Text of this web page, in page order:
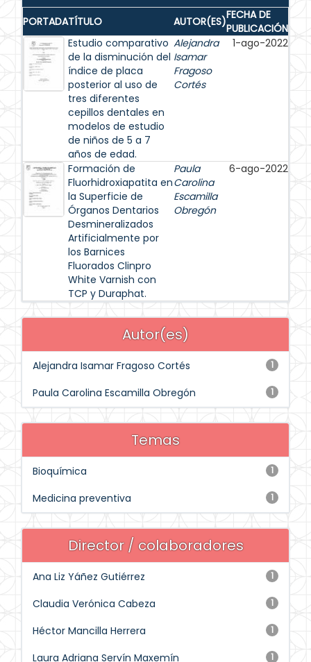
PORTADATÍTULO AUTOR(ES)FECHA DE
PUBLICACIÓN
Estudio comparativo
de la disminución del
índice de placa
posterior al uso de
tres diferentes
cepillos dentales en
modelos de estudio
de niños de 5 a 7
años de edad.
Alejandra
Isamar
Fragoso
Cortés
1-ago-2022
Formación de
Fluorhidroxiapatita en
la Superficie de
Órganos Dentarios
Desmineralizados
Artificialmente por
los Barnices
Fluorados Clinpro
White Varnish con
TCP y Duraphat.
Paula
Carolina
Escamilla
Obregón
6-ago-2022
Autor(es)
1
Alejandra Isamar Fragoso Cortés
1
Paula Carolina Escamilla Obregón
Temas
1
Bioquímica
1
Medicina preventiva
Director / colaboradores
1
Ana Liz Yáñez Gutiérrez
1
Claudia Verónica Cabeza
1
Héctor Mancilla Herrera
1
Laura Adriana Servín Maxemín